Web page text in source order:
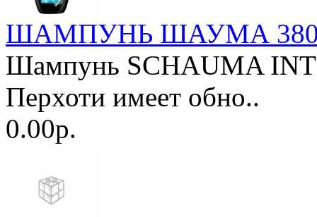
ШАМПУНЬ ШАУМА
Шампунь SCHAUMA
Перхоти имеет обно..
0.00р.